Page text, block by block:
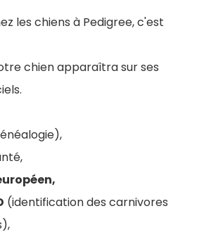
les chiens à Pedigree, c'est
chien apparaîtra sur ses
(identification des carnivores